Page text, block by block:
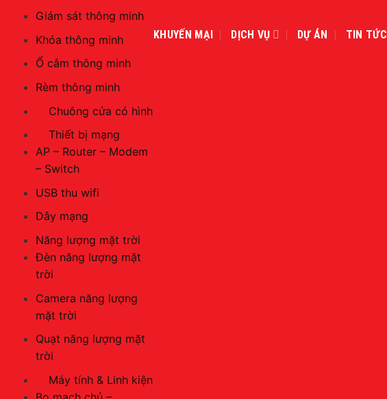
Giám sát thông minh
Khóa thông minh
Ổ cắm thông minh
Rèm thông minh
Chuông cửa có hình
Thiết bị mạng
AP – Router – Modem
– Switch
USB thu wifi
Dây mạng
Năng lượng mặt trời
Đèn năng lượng mặt
trời
Camera năng lượng
mặt trời
Quạt năng lượng mặt
trời
Máy tính & Linh kiện
KHUYẾN MẠI DỊCH VỤ DỰ ÁN TIN TỨC